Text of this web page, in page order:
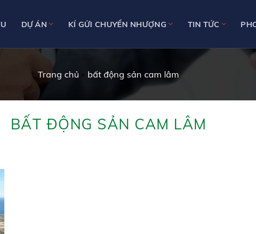
DỰ ÁN KÍ GỬI CHUYỂN NHƯỢNG TIN TỨC
Trang chủ » bất động sản cam lâm
BẤT ĐỘNG SẢN CAM LÂM